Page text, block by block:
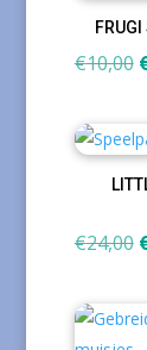
€10,00
€24,00